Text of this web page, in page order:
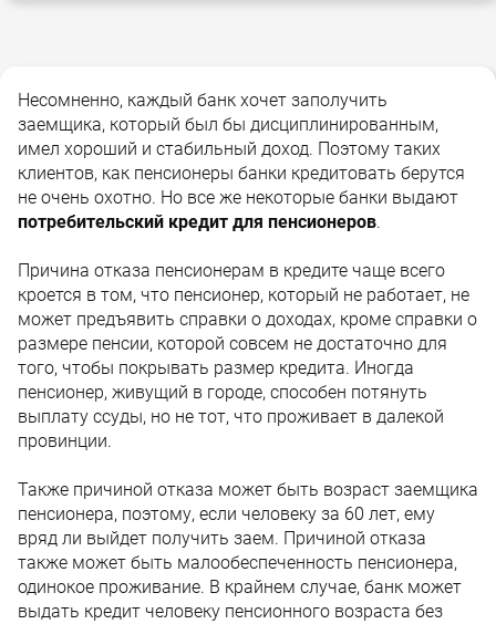
Несомненно, каждый банк хочет заполучить
заемщика, который был бы дисциплинированным,
имел хороший и стабильный доход. Поэтому таких
клиентов, как пенсионеры банки кредитовать берутся
не очень охотно. Но все же некоторые банки выдают
потребительский кредит для пенсионеров.
Причина отказа пенсионерам в кредите чаще всего
кроется в том, что пенсионер, который не работает, не
может предъявить справки о доходах, кроме справки о
размере пенсии, которой совсем не достаточно для
того, чтобы покрывать размер кредита. Иногда
пенсионер, живущий в городе, способен потянуть
выплату ссуды, но не тот, что проживает в далекой
провинции.
Также причиной отказа может быть возраст заемщика
пенсионера, поэтому, если человеку за 60 лет, ему
вряд ли выйдет получить заем. Причиной отказа
также может быть малообеспеченность пенсионера,
одинокое проживание. В крайнем случае, банк может
выдать кредит человеку пенсионного возраста без